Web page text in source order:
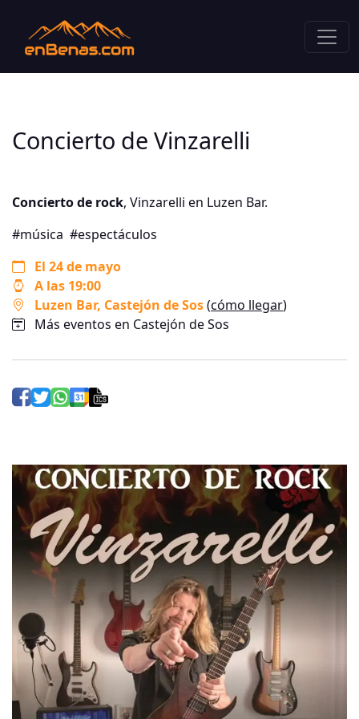
Concierto de Vinzarelli
Concierto de rock, Vinzarelli en Luzen Bar.
#música #espectáculos
El 24 de mayo
A las 19:00
Luzen Bar, Castejón de Sos(cómo llegar)
Más eventos en Castejón de Sos